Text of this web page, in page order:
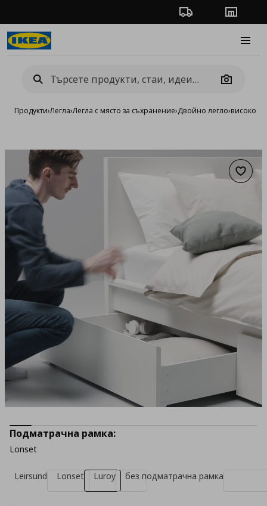
Проследяване на
Camera
Продукти›Легла›Легла с място за съхранение›Двойно легло›високо
Подматрачна рамка:
Lonset
Leirsund Lonset Luroy без подматрачна рамка